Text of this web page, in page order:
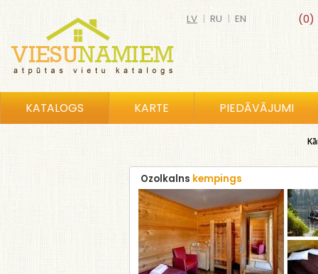
(0)
LV | RU | EN
KATALOGS KARTE PIEDĀVĀJUMI
Ozolkalns kempings